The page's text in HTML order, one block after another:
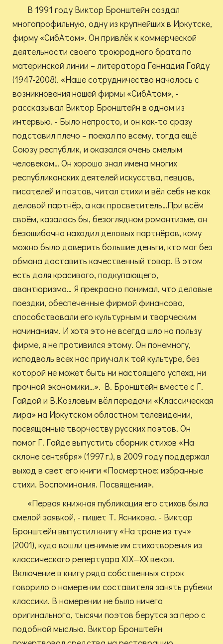
В 1991 году Виктор Бронштейн создал
многопрофильную, одну из крупнейших в Иркутске,
фирму «СибАтом». Он привлёк к коммерческой
деятельности своего троюродного брата по
материнской линии – литератора Геннадия Гайду
(1947-2008). «Наше сотрудничество началось с
возникновения нашей фирмы «СибАтом», -
рассказывал Виктор Бронштейн в одном из
интервью. - Было непросто, и он как-то сразу
подставил плечо – поехал по всему, тогда ещё
Союзу республик, и оказался очень смелым
человеком… Он хорошо знал имена многих
республиканских деятелей искусства, певцов,
писателей и поэтов, читал стихи и вёл себя не как
деловой партнёр, а как просветитель…При всём
своём, казалось бы, безоглядном романтизме, он
безошибочно находил деловых партнёров, кому
можно было доверить большие деньги, кто мог без
обмана доставить качественный товар. В этом
есть доля красивого, подкупающего,
авантюризма… Я прекрасно понимал, что деловые
поездки, обеспеченные фирмой финансово,
способствовали его культурным и творческим
начинаниям. И хотя это не всегда шло на пользу
фирме, я не противился этому. Он понемногу,
исподволь всех нас приучал к той культуре, без
которой не может быть ни настоящего успеха, ни
прочной экономики…». В. Бронштейн вместе с Г.
Гайдой и В.Козловым вёл передачи «Классическая
лира» на Иркутском областном телевидении,
посвященные творчеству русских поэтов. Он
помог Г. Гайде выпустить сборник стихов «На
склоне сентября» (1997 г.), в 2009 году поддержал
выход в свет его книги «Посмертное: избранные
стихи. Воспоминания. Посвящения».
«Первая книжная публикация его стихов была
смелой заявкой, - пишет Т. Ясникова. - Виктор
Бронштейн выпустил книгу «На троне из туч»
(2001), куда вошли ценимые им стихотворения из
классического репертуара XIX—XX веков.
Включение в книгу ряда собственных строк
говорило о намерении составителя занять рубежи
классики. В намерении не было ничего
оригинального, тысячи поэтов берутся за перо с
подобной мыслью. Виктор Бронштейн